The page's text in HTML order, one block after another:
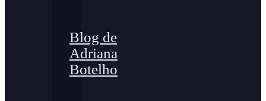
Blog de
Adriana
Botelho